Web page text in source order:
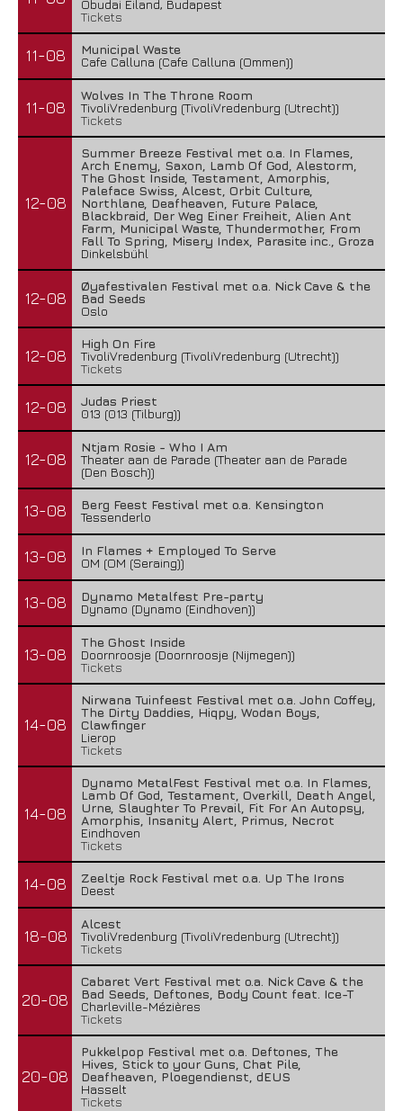
Óbudai Eiland, Budapest
Tickets
11-08
Municipal Waste
Cafe Calluna (Cafe Calluna (Ommen))
11-08
Wolves In The Throne Room
TivoliVredenburg (TivoliVredenburg (Utrecht))
Tickets
12-08
Summer Breeze Festival met o.a. In Flames,
Arch Enemy, Saxon, Lamb Of God, Alestorm,
The Ghost Inside, Testament, Amorphis,
Paleface Swiss, Alcest, Orbit Culture,
Northlane, Deafheaven, Future Palace,
Blackbraid, Der Weg Einer Freiheit, Alien Ant
Farm, Municipal Waste, Thundermother, From
Fall To Spring, Misery Index, Parasite inc., Groza
Dinkelsbühl
12-08
Øyafestivalen Festival met o.a. Nick Cave & the
Bad Seeds
Oslo
12-08
High On Fire
TivoliVredenburg (TivoliVredenburg (Utrecht))
Tickets
12-08
Judas Priest
013 (013 (Tilburg))
12-08
Ntjam Rosie - Who I Am
Theater aan de Parade (Theater aan de Parade
(Den Bosch))
13-08
Berg Feest Festival met o.a. Kensington
Tessenderlo
13-08
In Flames + Employed To Serve
OM (OM (Seraing))
13-08
Dynamo Metalfest Pre-party
Dynamo (Dynamo (Eindhoven))
13-08
The Ghost Inside
Doornroosje (Doornroosje (Nijmegen))
Tickets
14-08
Nirwana Tuinfeest Festival met o.a. John Coffey,
The Dirty Daddies, Hiqpy, Wodan Boys,
Clawfinger
Lierop
Tickets
14-08
Dynamo MetalFest Festival met o.a. In Flames,
Lamb Of God, Testament, Overkill, Death Angel,
Urne, Slaughter To Prevail, Fit For An Autopsy,
Amorphis, Insanity Alert, Primus, Necrot
Eindhoven
Tickets
14-08
Zeeltje Rock Festival met o.a. Up The Irons
Deest
18-08
Alcest
TivoliVredenburg (TivoliVredenburg (Utrecht))
Tickets
20-08
Cabaret Vert Festival met o.a. Nick Cave & the
Bad Seeds, Deftones, Body Count feat. Ice-T
Charleville-Mézières
Tickets
20-08
Pukkelpop Festival met o.a. Deftones, The
Hives, Stick to your Guns, Chat Pile,
Deafheaven, Ploegendienst, dEUS
Hasselt
Tickets